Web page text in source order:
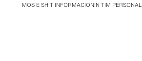
MOS E SHIT INFORMACIONIN TIM PERSONAL